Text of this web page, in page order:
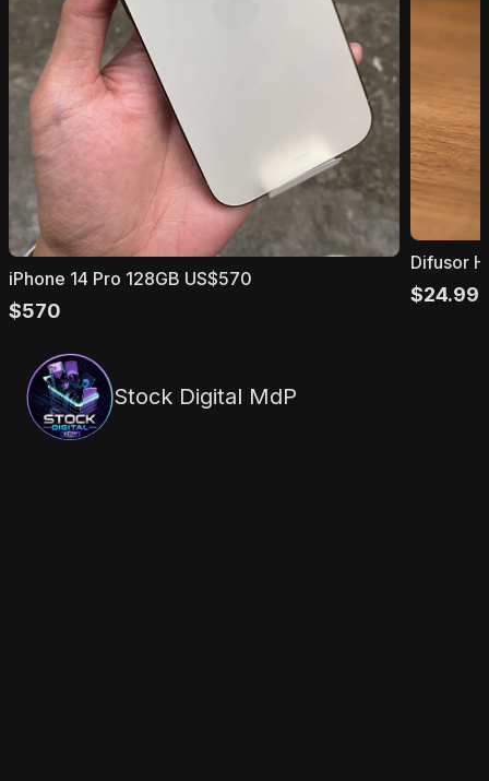
iPhone 14 Pro 128GB US$570
$570
Difusor
$
Stock Digital MdP